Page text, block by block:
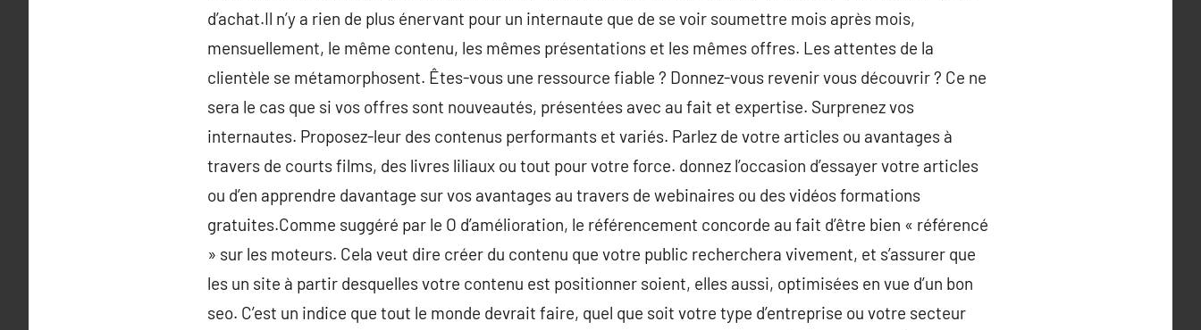
d’achat.Il n’y a rien de plus énervant pour un internaute que de se voir soumettre mois après mois,
mensuellement, le même contenu, les mêmes présentations et les mêmes offres. Les attentes de la
clientèle se métamorphosent. Êtes-vous une ressource fiable ? Donnez-vous revenir vous découvrir ? Ce ne
sera le cas que si vos offres sont nouveautés, présentées avec au fait et expertise. Surprenez vos
internautes. Proposez-leur des contenus performants et variés. Parlez de votre articles ou avantages à
travers de courts films, des livres liliaux ou tout pour votre force. donnez l’occasion d’essayer votre articles
ou d’en apprendre davantage sur vos avantages au travers de webinaires ou des vidéos formations
gratuites.Comme suggéré par le O d’amélioration, le référencement concorde au fait d’être bien « référencé
» sur les moteurs. Cela veut dire créer du contenu que votre public recherchera vivement, et s’assurer que
les un site à partir desquelles votre contenu est positionner soient, elles aussi, optimisées en vue d’un bon
seo. C’est un indice que tout le monde devrait faire, quel que soit votre type d’entreprise ou votre secteur